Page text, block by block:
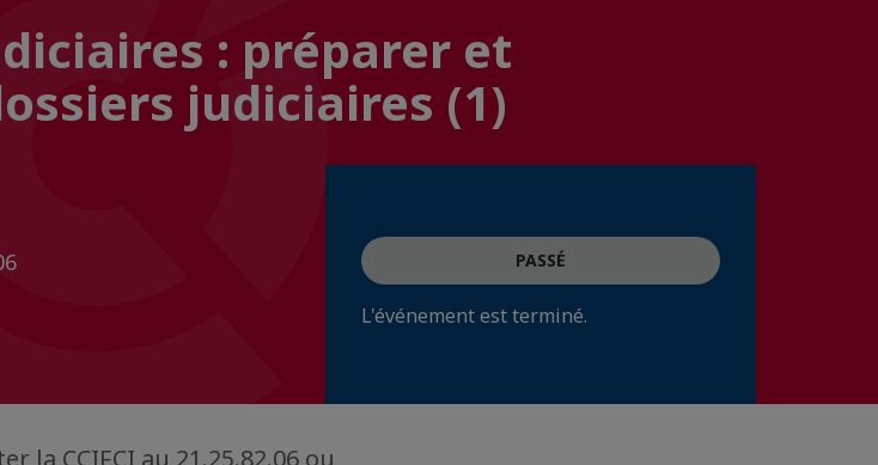
: préparer et
judiciaires (1)
PASSÉ
L'événement est terminé.